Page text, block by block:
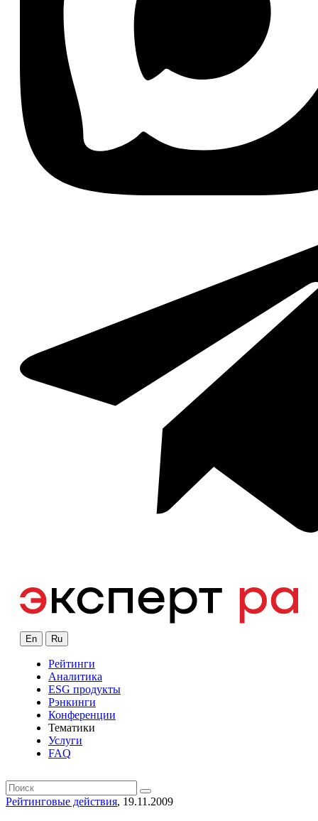
En Ru
Рейтинги
Аналитика
ESG продукты
Рэнкинги
Конференции
Тематики
Услуги
FAQ
Рейтинговые действия, 19.11.2009